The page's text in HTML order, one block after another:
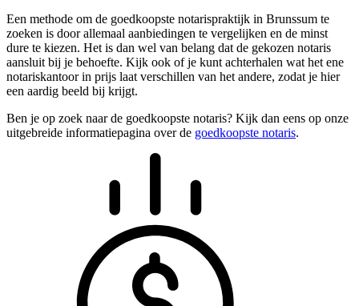
Een methode om de goedkoopste notarispraktijk in Brunssum te
zoeken is door allemaal aanbiedingen te vergelijken en de minst
dure te kiezen. Het is dan wel van belang dat de gekozen notaris
aansluit bij je behoefte. Kijk ook of je kunt achterhalen wat het ene
notariskantoor in prijs laat verschillen van het andere, zodat je hier
een aardig beeld bij krijgt.
Ben je op zoek naar de goedkoopste notaris? Kijk dan eens op onze
uitgebreide informatiepagina over de goedkoopste notaris.